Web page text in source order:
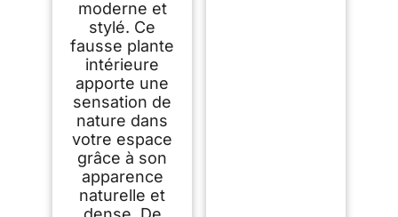
moderne et
stylé. Ce
fausse plante
intérieure
apporte une
sensation de
nature dans
votre espace
grâce à son
apparence
naturelle et